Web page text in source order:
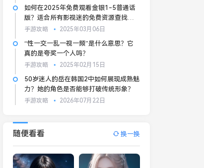
如何在2025年免费观看金银1-5普通话
版？适合所有影视迷的免费资源查找攻
略
手游攻略 2025年03月06日
“性一交一乱一视一频”是什么意思？它
真的是夸奖一个人吗？
手游攻略 2025年02月15日
50岁迷人的岳在韩国2中如何展现成熟魅
力？她的角色是否能够打破传统形象？
手游攻略 2026年07月22日
随便看看 换一换